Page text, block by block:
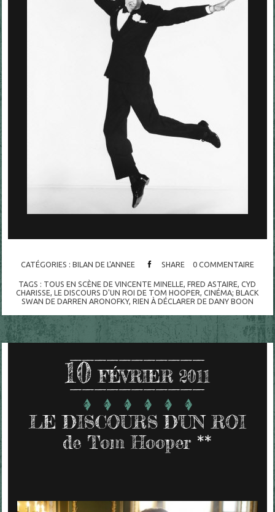
CATÉGORIES : BILAN DE L'ANNEE SHARE 0 COMMENTAIRE
TAGS : TOUS EN SCÈNE DE VINCENTE MINELLE,FRED ASTAIRE,CYD
CHARISSE, LE DISCOURS D'UN ROI DE TOM HOOPER, CINÉMA; BLACK
SWAN DE DARREN ARONOFKY, RIEN À DÉCLARER DE DANY BOON
10 FÉVRIER 2011
LE DISCOURS D'UN ROI
de Tom Hooper **